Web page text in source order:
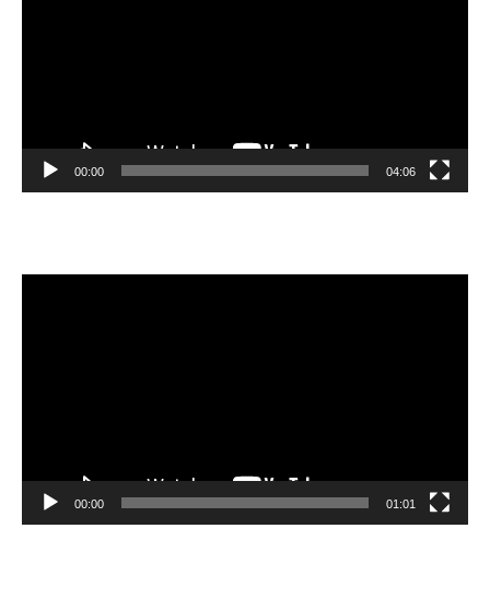
00:00 04:06
00:00 01:01